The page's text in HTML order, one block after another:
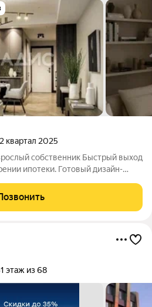
квартал 2025
собственник Быстрый выход
ипотеки. Готовый дизайн-
всего в 1 минуте
этаж из 68